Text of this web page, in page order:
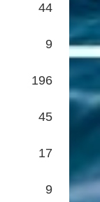
44
9
196
45
17
9